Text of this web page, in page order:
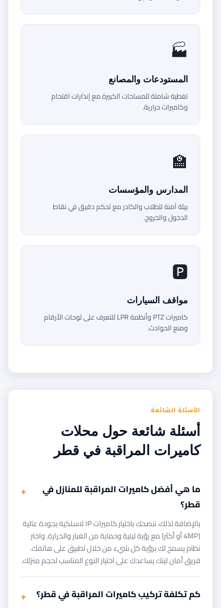
🏭
المستودعات والمصانع
تغطية شاملة للمساحات الكبيرة مع إنذارات اقتحام
وكاميرات حرارية.
🏫
المدارس والمؤسسات
بيئة آمنة للطلاب والكادر مع تحكم دقيق في نقاط
الدخول والخروج.
🅿️
مواقف السيارات
كاميرات PTZ وأنظمة LPR للتعرف على لوحات الأرقام
ومنع الحوادث.
الأسئلة الشائعة
أسئلة شائعة حول محلات
كاميرات المراقبة في قطر
ما هي أفضل كاميرات المراقبة للمنازل في
قطر؟
بالإضافة لذلك، ننصحك باختيار كاميرات IP لاسلكية بجودة عالية
(4MP أو أكثر) مع رؤية ليلية وحماية من الغبار والحرارة. واختر
نظام يسمح لك برؤية كل شيء من خلال تطبيق على هاتفك.
فريق أمان لينك يساعدك على اختيار النوع المناسب لحجم منزلك.
كم تكلفة تركيب كاميرات المراقبة في قطر؟